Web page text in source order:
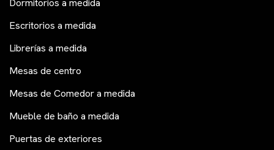
Dormitorios a medida
Escritorios a medida
Librerías a medida
Mesas de centro
Mesas de Comedor a medida
Mueble de baño a medida
Puertas de exteriores